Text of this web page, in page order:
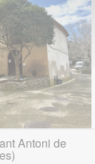
Antoni de